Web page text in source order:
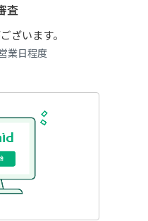
査
ざいます。
業日程度